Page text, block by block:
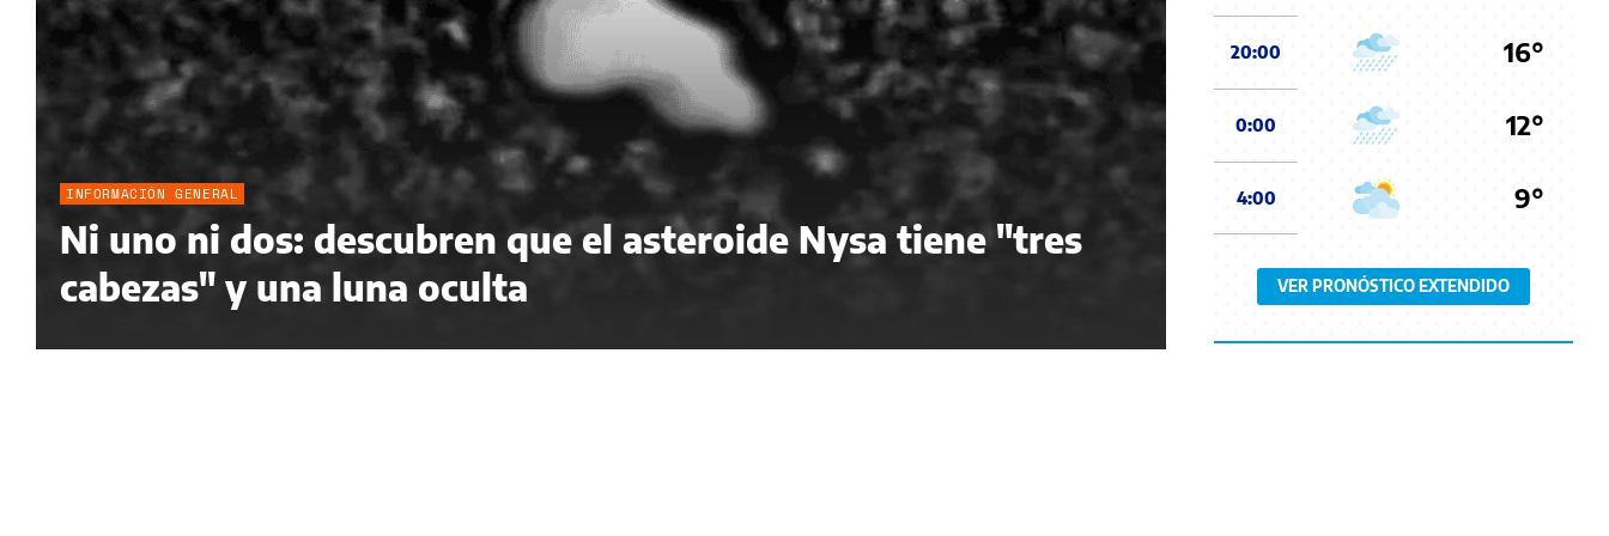
INFORMACIÓN GENERAL
Ni uno ni dos: descubren que el asteroide Nysa tiene "tres
cabezas" y una luna oculta
20:00 16°
0:00 12°
4:00 9°
VER PRONÓSTICO EXTENDIDO